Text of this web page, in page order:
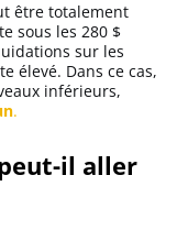
être totalement
sous les 280 $
sur les
élevé. Dans ce cas,
inférieurs,
.
peut-il aller